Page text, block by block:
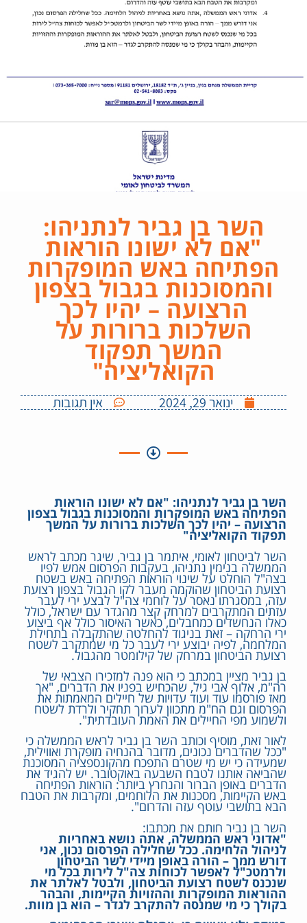
השר בן גביר לנתניהו:
"אם לא ישונו הוראות
הפתיחה באש המופקרות
והמסוכנות בגבול בצפון
הרצועה – יהיו לכך
השלכות ברורות על
המשך תפקוד
הקואליציה"
ינואר 29, 2024 אין תגובות
השר בן גביר לנתניהו: "אם לא ישונו הוראות
הפתיחה באש המופקרות והמסוכנות בגבול בצפון
הרצועה – יהיו לכך השלכות ברורות על המשך
תפקוד הקואליציה"
השר לביטחון לאומי, איתמר בן גביר, שיגר מכתב לראש
הממשלה בנימין נתניהו, בעקבות הפרסום אמש לפיו
בצה"ל הוחלט על שינוי הוראות הפתיחה באש בשטח
רצועת הביטחון שהוקמה מעבר לקו הגבול בצפון רצועת
עזה, במסגרתו נאסר על לוחמי צה"ל לבצע ירי לעבר
עזתים המתקרבים למרחק קצר מהגדר עם ישראל, כולל
כאלו הנחשדים כמחבלים, כאשר האיסור כולל אף ביצוע
ירי הרחקה – זאת בניגוד להחלטה שהתקבלה בתחילת
המלחמה, לפיה יבוצע ירי לעבר כל מי שמתקרב לשטח
רצועת הביטחון במרחק של קילומטר מהגבול.
בן גביר מציין במכתב כי הוא פנה למזכירו הצבאי של
רה"מ, אלוף אבי גיל, שהכחיש בפניו את הדברים, "אך
מאז פורסמו עוד ועוד עדויות של חיילים המאמתות את
הפרסום וגם הח"מ מתכוון לערוך תחקיר ולרדת לשטח
ולשמוע מפי החיילים את האמת העובדתית".
לאור זאת, מוסיף וכותב השר בן גביר לראש הממשלה כי
"ככל שהדברים נכונים, מדובר בהנחיה מופקרת ואווילית,
שמעידה כי יש מי שטרם התפכח מהקונספציה המסוכנת
שהביאה אותנו לטבח השבעה באוקטובר. יש להגיד את
הדברים באופן הברור והנחרץ ביותר: הוראות הפתיחה
באש הקיימות, מסכנות את הלוחמים, ומקרבות את הטבח
הבא בתושבי עוטף עזה והדרום".
השר בן גביר חותם את מכתבו:
"אדוני ראש הממשלה, אתה נושא באחריות
לניהול הלחימה. ככל שחלילה הפרסום נכון, אני
דורש ממך – הורה באופן מיידי לשר הביטחון
ולרמטכ"ל לאפשר לכוחות צה"ל לירות בכל מי
שנכנס לשטח רצועת הביטחון, ולבטל לאלתר את
ההוראות המופקרות וההזויות הקיימות, והבהר
בקולך כי מי שמנסה להתקרב לגדר – הוא בן מוות.